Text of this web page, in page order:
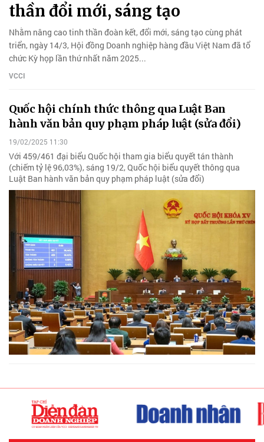
thần đổi mới, sáng tạo
Nhằm nâng cao tinh thần đoàn kết, đổi mới, sáng tạo cùng phát
triển, ngày 14/3, Hội đồng Doanh nghiệp hàng đầu Việt Nam đã tổ
chức Kỳ họp lần thứ nhất năm 2025...
VCCI
Quốc hội chính thức thông qua Luật Ban
hành văn bản quy phạm pháp luật (sửa đổi)
19/02/2025 11:30
Với 459/461 đại biểu Quốc hội tham gia biểu quyết tán thành
(chiếm tỷ lệ 96,03%), sáng 19/2, Quốc hội biểu quyết thông qua
Luật Ban hành văn bản quy phạm pháp luật (sửa đổi)